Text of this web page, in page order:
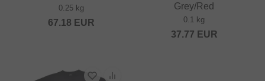
0.25 kg
67.18 EUR
Grey/Red
0.1 kg
37.77 EUR